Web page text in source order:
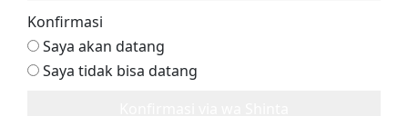
Konfirmasi
Saya akan datang
Saya tidak bisa datang